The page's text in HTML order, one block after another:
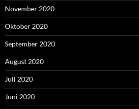
November 2020
Oktober 2020
September 2020
August 2020
Juli 2020
Juni 2020